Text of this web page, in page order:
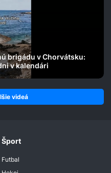
brigádu v Chorvátsku:
v kalendári
videá
Šport
Futbal